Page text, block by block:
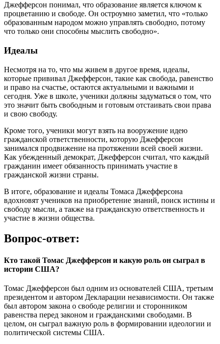
Джефферсон понимал, что образование является ключом к
процветанию и свободе. Он остроумно заметил, что «только
образованным народом можно управлять свободно, потому
что только они способны мыслить свободно».
Идеалы
Несмотря на то, что мы живем в другое время, идеалы,
которые прививал Джефферсон, такие как свобода, равенство
и право на счастье, остаются актуальными и важными и
сегодня. Уже в школе, ученики должны задуматься о том, что
это значит быть свободным и готовым отстаивать свои права
и свою свободу.
Кроме того, ученики могут взять на вооружение идею
гражданской ответственности, которую Джефферсон
занимался продвижение на протяжении всей своей жизни.
Как убежденный демократ, Джефферсон считал, что каждый
гражданин имеет обязанность принимать участие в
гражданской жизни страны.
В итоге, образование и идеалы Томаса Джефферсона
вдохновят учеников на приобретение знаний, поиск истины и
свободу мысли, а также на гражданскую ответственность и
участие в жизни общества.
Вопрос-ответ:
Кто такой Томас Джефферсон и какую роль он сыграл в
истории США?
Томас Джефферсон был одним из основателей США, третьим
президентом и автором Декларации независимости. Он также
был автором закона о свободе религии и сторонником
равенства перед законом и гражданскими свободами. В
целом, он сыграл важную роль в формировании идеологии и
политической системы США.